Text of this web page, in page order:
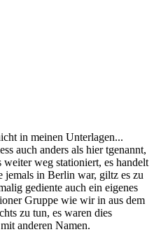
in meinen Unterlagen...
auch anders als hier tgenannt,
weg stationiert, es handelt
in Berlin war, giltz es zu
gediente auch ein eigenes
Gruppe wie wir in aus dem
zu tun, es waren dies
anderen Namen.